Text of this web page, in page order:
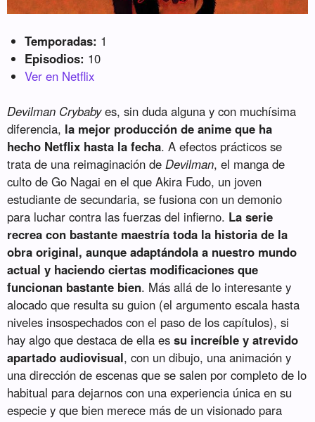
Temporadas: 1
Episodios: 10
Ver en Netflix
Devilman Crybabyes, sin duda alguna y con muchísima
diferencia, la mejor producción de anime que ha
hecho Netflix hasta la fecha. A efectos prácticos se
trata de una reimaginación de Devilman, el manga de
culto de Go Nagai en el que Akira Fudo, un joven
estudiante de secundaria, se fusiona con un demonio
para luchar contra las fuerzas del infierno. La serie
recrea con bastante maestría toda la historia de la
obra original, aunque adaptándola a nuestro mundo
actual y haciendo ciertas modificaciones que
funcionan bastante bien. Más allá de lo interesante y
alocado que resulta su guion (el argumento escala hasta
niveles insospechados con el paso de los capítulos), si
hay algo que destaca de ella essu increíble y atrevido
apartado audiovisual, con un dibujo, una animación y
una dirección de escenas que se salen por completo de lo
habitual para dejarnos con una experiencia única en su
especie y que bien merece más de un visionado para